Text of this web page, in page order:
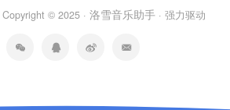
Copyright © 2025 · 洛雪音乐助手 · 强力驱动